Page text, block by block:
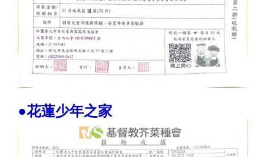
●花蓮少年之家